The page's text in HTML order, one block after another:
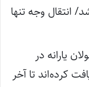
انتقال وجه تنها
یارانه در
کرده‌اند تا آخر